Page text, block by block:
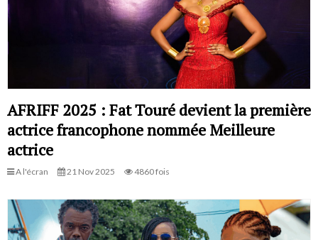
AFRIFF 2025 : Fat Touré devient la première
actrice francophone nommée Meilleure
actrice
A l'écran 21 Nov 2025 4860 fois